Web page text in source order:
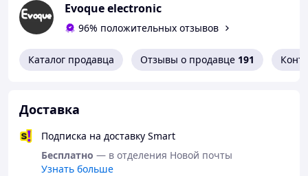
Evoque electronic
96% положительных отзывов
Каталог продавца Отзывы о продавце 191
Доставка
Подписка на доставку Smart
Бесплатно — в отделения Новой почты
Узнать больше